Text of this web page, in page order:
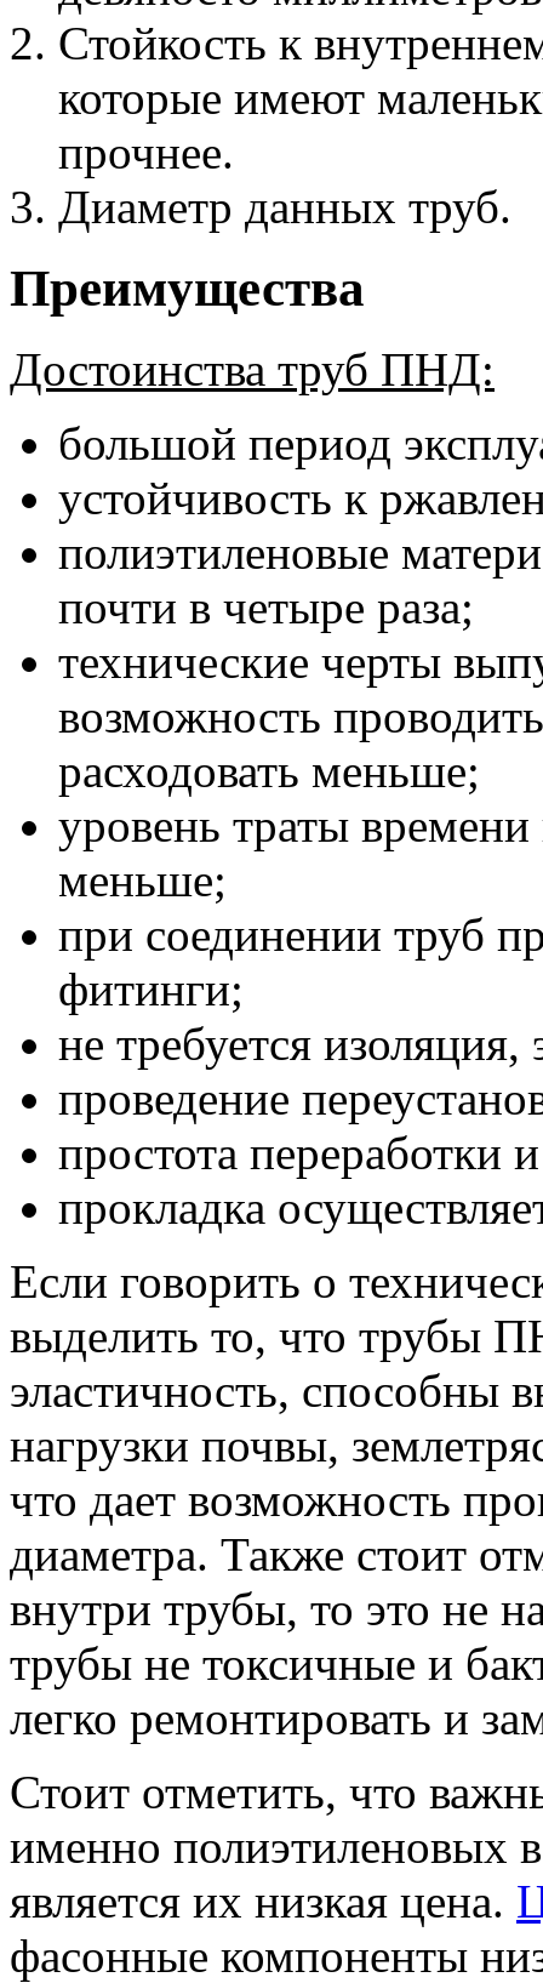
Стойкость к
которые имеют
прочнее.
Диаметр данных труб.
Преимущества
Достоинства труб ПНД:
большой период
устойчивость к
полиэтиленовые
почти в четыре раза;
технические черты
возможность
расходовать меньше;
уровень траты времени
меньше;
при соединении труб
фитинги;
не требуется
проведение
простота переработки
прокладка
Если говорить о
выделить то, что трубы
эластичность, способны
нагрузки почвы,
что дает возможность
диаметра. Также стоит
внутри трубы, то это не
трубы не токсичные и
легко ремонтировать и
Стоит отметить, что
именно полиэтиленовых
является их низкая цена.
фасонные компоненты